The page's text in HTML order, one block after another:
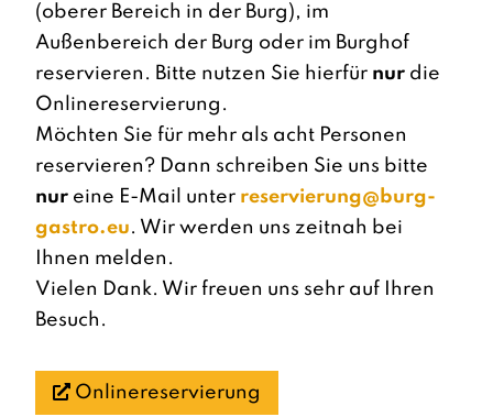
(oberer Bereich in der Burg), im
Außenbereich der Burg oder im Burghof
reservieren. Bitte nutzen Sie hierfür nur die
Onlinereservierung.
Möchten Sie für mehr als acht Personen
reservieren? Dann schreiben Sie uns bitte
nur eine E-Mail unter reservierung@burg-
gastro.eu. Wir werden uns zeitnah bei
Ihnen melden.
Vielen Dank. Wir freuen uns sehr auf Ihren
Besuch.
Onlinereservierung